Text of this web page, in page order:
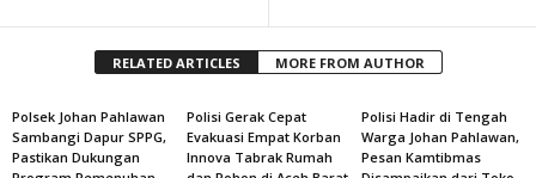
RELATED ARTICLES MORE FROM AUTHOR
Polsek Johan Pahlawan
Sambangi Dapur SPPG,
Pastikan Dukungan
Polisi Gerak Cepat
Evakuasi Empat Korban
Innova Tabrak Rumah
Polisi Hadir di Tengah
Warga Johan Pahlawan,
Pesan Kamtibmas